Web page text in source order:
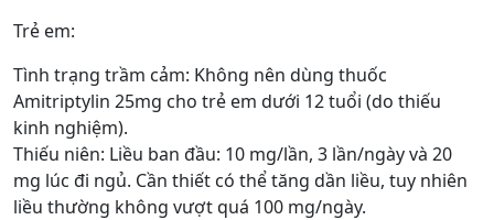
Trẻ em:
Tình trạng trầm cảm: Không nên dùng thuốc
Amitriptylin 25mg cho trẻ em dưới 12 tuổi (do thiếu
kinh nghiệm).
Thiếu niên: Liều ban đầu: 10 mg/lần, 3 lần/ngày và 20
mg lúc đi ngủ. Cần thiết có thể tăng dần liều, tuy nhiên
liều thường không vượt quá 100 mg/ngày.